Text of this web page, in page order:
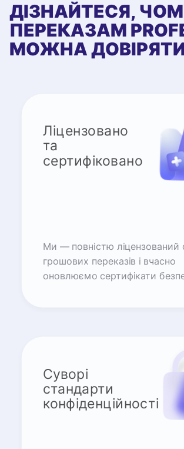
ДІЗНАЙТЕСЯ,
ПЕРЕКАЗАМ
МОЖНА
Ліцензовано
та
сертифіковано
Ми — повністю ліцензований
грошових переказів і вчасно
оновлюємо сертифікати
Суворі
стандарти
конфіденційності